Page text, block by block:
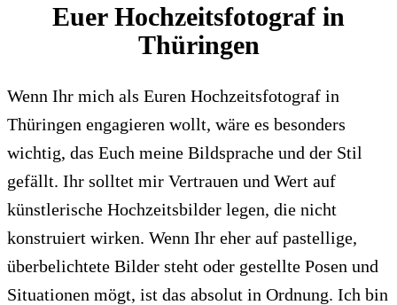
Euer Hochzeitsfotograf in
Thüringen
Wenn Ihr mich als Euren Hochzeitsfotograf in
Thüringen engagieren wollt, wäre es besonders
wichtig, das Euch meine Bildsprache und der Stil
gefällt. Ihr solltet mir Vertrauen und Wert auf
künstlerische Hochzeitsbilder legen, die nicht
konstruiert wirken. Wenn Ihr eher auf pastellige,
überbelichtete Bilder steht oder gestellte Posen und
Situationen mögt, ist das absolut in Ordnung. Ich bin